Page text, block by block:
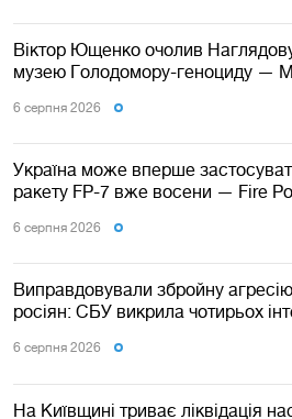
Віктор Ющенко очолив
музею Голодомору-геноциду —
6 серпня 2026
Україна може вперше
ракету FP-7 вже восени — Fire
6 серпня 2026
Виправдовували збройну
росіян: СБУ викрила чотирьох
6 серпня 2026
На Київщині триває ліквідація